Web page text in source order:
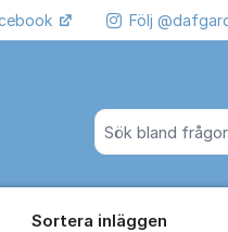
Sök bland alla
Följ
Sortera inläggen